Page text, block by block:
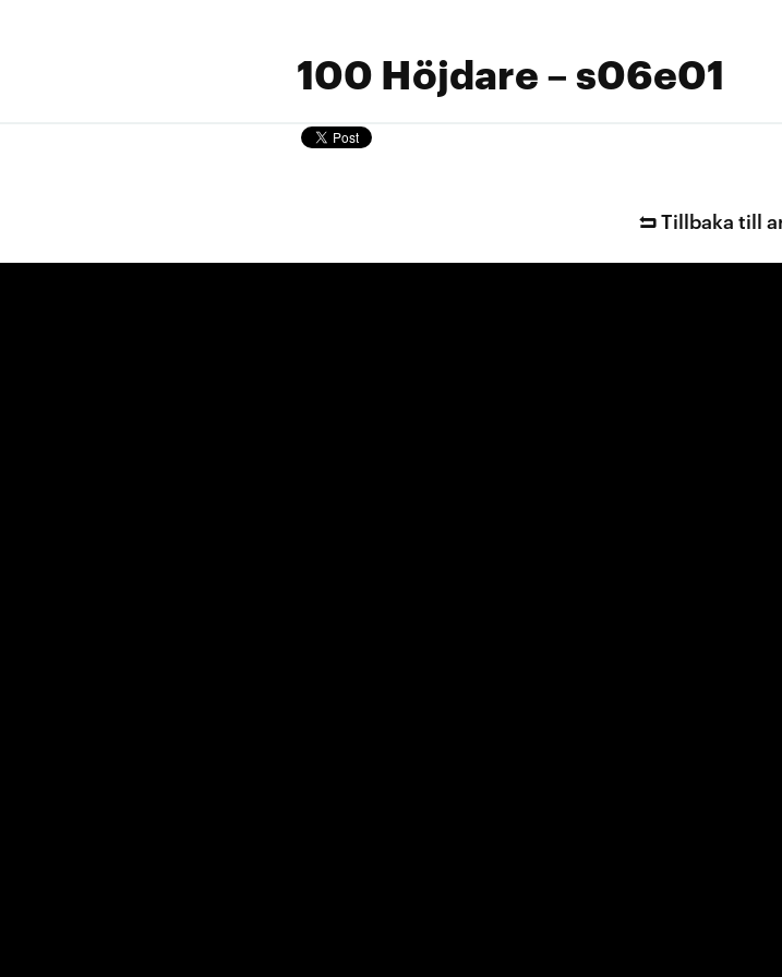
100 Höjdare – s06e01
Tillbaka till